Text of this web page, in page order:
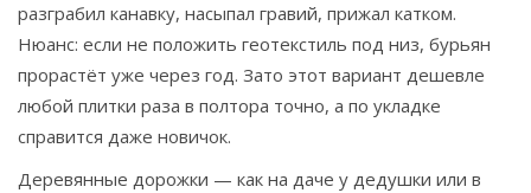
разграбил канавку, насыпал гравий, прижал катком.
Нюанс: если не положить геотекстиль под низ, бурьян
прорастёт уже через год. Зато этот вариант дешевле
любой плитки раза в полтора точно, а по укладке
справится даже новичок.
Деревянные дорожки — как на даче у дедушки или в